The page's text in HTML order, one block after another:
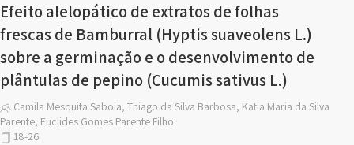
Efeito alelopático de extratos de folhas
frescas de Bamburral (Hyptis suaveolens L.)
sobre a germinação e o desenvolvimento de
plântulas de pepino (Cucumis sativus L.)
Camila Mesquita Saboia, Thiago da Silva Barbosa, Katia Maria da Silva
Parente, Euclides Gomes Parente Filho
18-26